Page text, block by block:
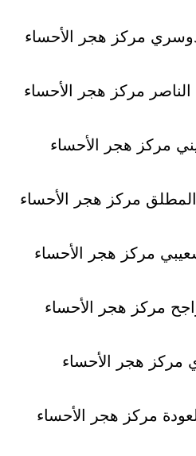
مركز هجر الأحساء
مركز هجر الأحساء
مركز هجر الأحساء
مركز هجر الأحساء
مركز هجر الأحساء
مركز هجر الأحساء
مركز هجر الأحساء
مركز هجر الأحساء